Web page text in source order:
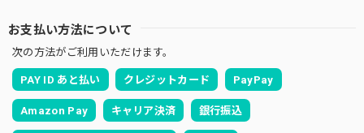
お支払い方法について
次の方法がご利用いただけます。
PAY ID あと払い クレジットカード PayPay
Amazon Pay キャリア決済 銀行振込